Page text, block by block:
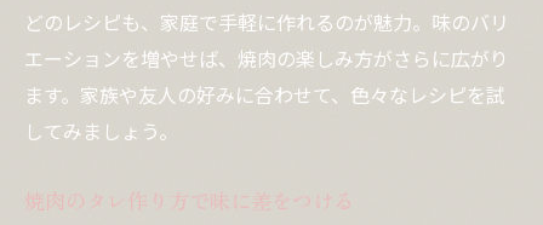
どのレシピも、家庭で手軽に作れるのが魅力。味のバリ
エーションを増やせば、焼肉の楽しみ方がさらに広がり
ます。家族や友人の好みに合わせて、色々なレシピを試
してみましょう。
焼肉のタレ作り方で味に差をつける